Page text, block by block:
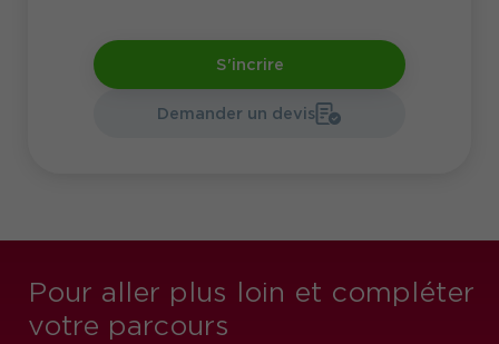
S'incrire
Demander un devis
Pour aller plus loin et compléter
votre parcours